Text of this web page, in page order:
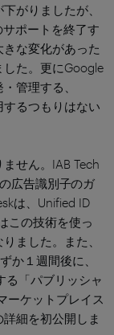
がりましたが、
ポートを終了す
な変化があった
した。更にGoogle
管理する、
るつもりはない
せん。IAB Tech
広告識別子のガ
は、Unified ID
この技術を使っ
ました。また、
か１週間後に、
る「パブリッシャ
ーケットプレイス
細を初公開しま